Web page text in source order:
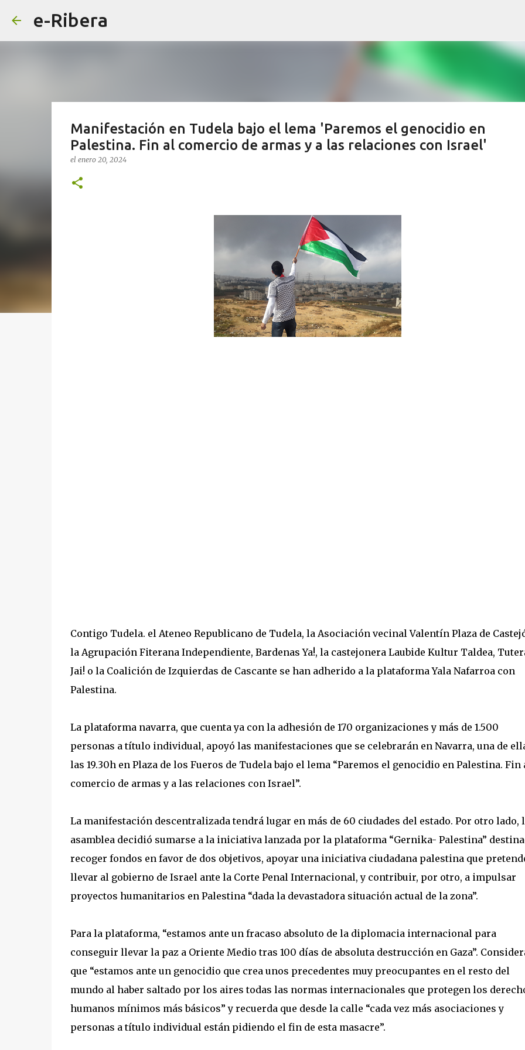
e-Ribera
Manifestación en Tudela bajo el lema 'Paremos el genocidio en
Palestina. Fin al comercio de armas y a las relaciones con Israel'
el enero 20, 2024
Contigo Tudela. el Ateneo Republicano de Tudela, la Asociación vecinal Valentín Plaza de
la Agrupación Fiterana Independiente, Bardenas Ya!, la castejonera Laubide Kultur Taldea,
Jai! o la Coalición de Izquierdas de Cascante se han adherido a la plataforma Yala Nafarroa con
Palestina.
La plataforma navarra, que cuenta ya con la adhesión de 170 organizaciones y más de 1.500
personas a título individual, apoyó las manifestaciones que se celebrarán en Navarra, una de
las 19.30h en Plaza de los Fueros de Tudela bajo el lema “Paremos el genocidio en Palestina. Fin
comercio de armas y a las relaciones con Israel”.
La manifestación descentralizada tendrá lugar en más de 60 ciudades del estado. Por otro lado,
asamblea decidió sumarse a la iniciativa lanzada por la plataforma “Gernika- Palestina”
recoger fondos en favor de dos objetivos, apoyar una iniciativa ciudadana palestina que
llevar al gobierno de Israel ante la Corte Penal Internacional, y contribuir, por otro, a impulsar
proyectos humanitarios en Palestina “dada la devastadora situación actual de la zona”.
Para la plataforma, “estamos ante un fracaso absoluto de la diplomacia internacional para
conseguir llevar la paz a Oriente Medio tras 100 días de absoluta destrucción en Gaza”.
que “estamos ante un genocidio que crea unos precedentes muy preocupantes en el resto del
mundo al haber saltado por los aires todas las normas internacionales que protegen los
humanos mínimos más básicos” y recuerda que desde la calle “cada vez más asociaciones y
personas a título individual están pidiendo el fin de esta masacre”.